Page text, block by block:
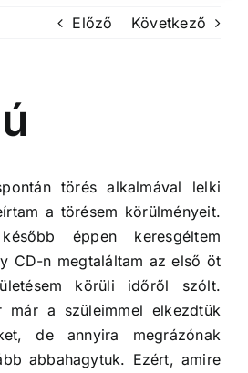
Előző Következő
törés alkalmával lelki
a törésem körülményeit.
éppen keresgéltem
CD-n megtaláltam az első öt
körüli időről szólt.
már a szüleimmel elkezdtük
de annyira megrázónak
abbahagytuk. Ezért, amire